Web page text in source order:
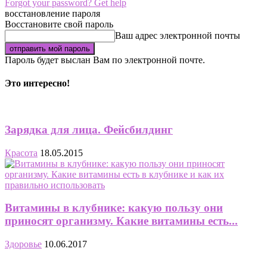
Forgot your password? Get help
восстановление пароля
Восстановите свой пароль
Ваш адрес электронной почты
Пароль будет выслан Вам по электронной почте.
Это интересно!
Зарядка для лица. Фейсбилдинг
Красота 18.05.2015
Витамины в клубнике: какую пользу они
приносят организму. Какие витамины есть...
Здоровье 10.06.2017